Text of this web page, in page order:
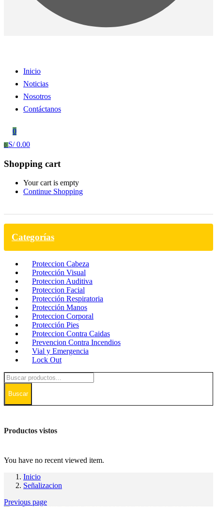
Inicio
Noticias
Nosotros
Contáctanos
0
0 S/0.00
Shopping cart
Your cart is empty
Continue Shopping
Categorías
Proteccion Cabeza
Protección Visual
Proteccion Auditiva
Proteccion Facial
Protección Respiratoria
Protección Manos
Proteccion Corporal
Protección Pies
Proteccion Contra Caidas
Prevencion Contra Incendios
Vial y Emergencia
Lock Out
Buscar
Productos vistos
You have no recent viewed item.
Inicio
Señalizacion
Previous page